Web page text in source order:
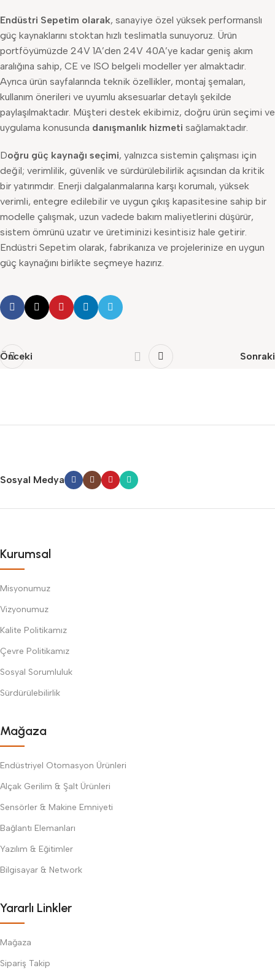
Endüstri Sepetim olarak, sanayiye özel yüksek performanslı
güç kaynaklarını stoktan hızlı teslimatla sunuyoruz. Ürün
portföyümüzde 24V 1A’den 24V 40A’ye kadar geniş akım
aralığına sahip, CE ve ISO belgeli modeller yer almaktadır.
Ayrıca ürün sayfalarında teknik özellikler, montaj şemaları,
kullanım önerileri ve uyumlu aksesuarlar detaylı şekilde
paylaşılmaktadır. Müşteri destek ekibimiz, doğru ürün seçimi ve
uygulama konusunda danışmanlık hizmeti sağlamaktadır.
Doğru güç kaynağı seçimi, yalnızca sistemin çalışması için
değil; verimlilik, güvenlik ve sürdürülebilirlik açısından da kritik
bir yatırımdır. Enerji dalgalanmalarına karşı korumalı, yüksek
verimli, entegre edilebilir ve uygun çıkış kapasitesine sahip bir
modelle çalışmak, uzun vadede bakım maliyetlerini düşürür,
sistem ömrünü uzatır ve üretiminizi kesintisiz hale getirir.
Endüstri Sepetim olarak, fabrikanıza ve projelerinize en uygun
güç kaynağını birlikte seçmeye hazırız.
Önceki Sonraki
Sosyal Medya
Kurumsal
Misyonumuz
Vizyonumuz
Kalite Politikamız
Çevre Politikamız
Sosyal Sorumluluk
Sürdürülebilirlik
Mağaza
Endüstriyel Otomasyon Ürünleri
Alçak Gerilim & Şalt Ürünleri
Sensörler & Makine Emniyeti
Bağlantı Elemanları
Yazılım & Eğitimler
Bilgisayar & Network
Yararlı Linkler
Mağaza
Sipariş Takip